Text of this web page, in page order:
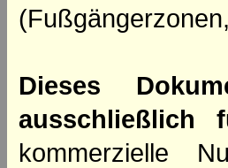
Dieses
ausschließlich
kommerzielle